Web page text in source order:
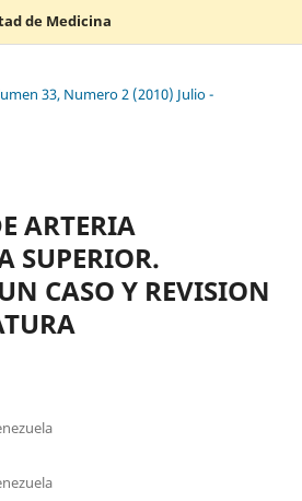
de Medicina
33, Numero 2 (2010) Julio -
ARTERIA
SUPERIOR.
CASO Y REVISION